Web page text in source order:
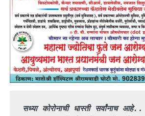
सध्या कोरोनाची धास्ती सर्वांनाच